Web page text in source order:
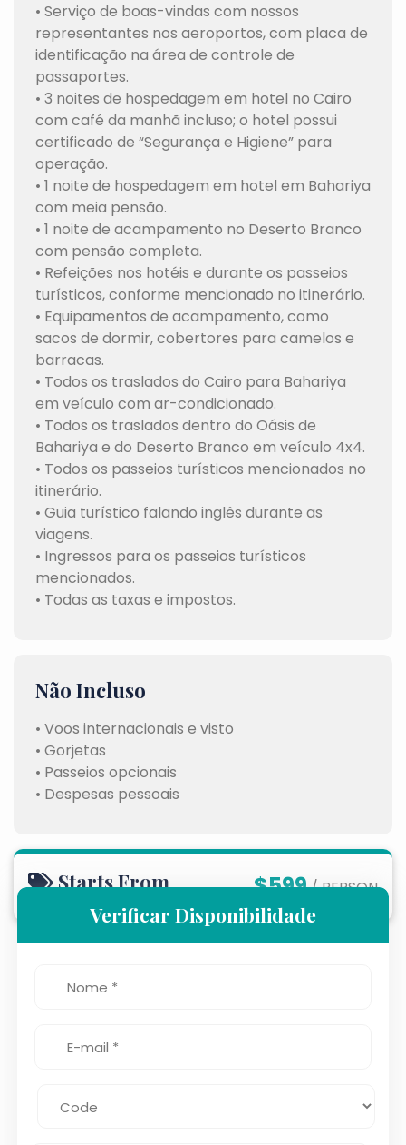
• Serviço de boas-vindas com nossos
representantes nos aeroportos, com placa de
identificação na área de controle de
passaportes.
• 3 noites de hospedagem em hotel no Cairo
com café da manhã incluso; o hotel possui
certificado de “Segurança e Higiene” para
operação.
• 1 noite de hospedagem em hotel em Bahariya
com meia pensão.
• 1 noite de acampamento no Deserto Branco
com pensão completa.
• Refeições nos hotéis e durante os passeios
turísticos, conforme mencionado no itinerário.
• Equipamentos de acampamento, como
sacos de dormir, cobertores para camelos e
barracas.
• Todos os traslados do Cairo para Bahariya
em veículo com ar-condicionado.
• Todos os traslados dentro do Oásis de
Bahariya e do Deserto Branco em veículo 4x4.
• Todos os passeios turísticos mencionados no
itinerário.
• Guia turístico falando inglês durante as
viagens.
• Ingressos para os passeios turísticos
mencionados.
• Todas as taxas e impostos.
Não Incluso
• Voos internacionais e visto
• Gorjetas
• Passeios opcionais
• Despesas pessoais
Starts From $599/ PERSON
Verificar Disponibilidade